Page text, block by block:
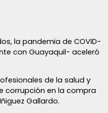
la pandemia de COVID-
con Guayaquil- aceleró
de la salud y
corrupción en la compra
Gallardo.